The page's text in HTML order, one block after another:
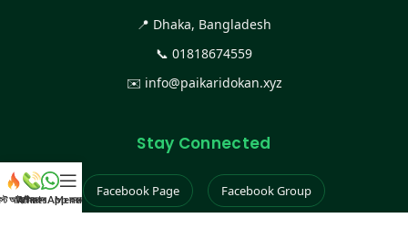
📍 Dhaka, Bangladesh
📞 01818674559
✉️ info@paikaridokan.xyz
Stay Connected
Facebook Page Facebook Group
আইটেম
কল করুন
WhatsApp করুন
Menu